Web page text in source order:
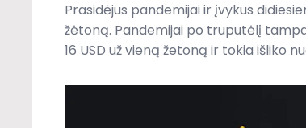
Prasidėjus pandemijai ir įvykus
žėtoną. Pandemijai po truputėlį
16 USD už vieną žetoną ir tokia išliko